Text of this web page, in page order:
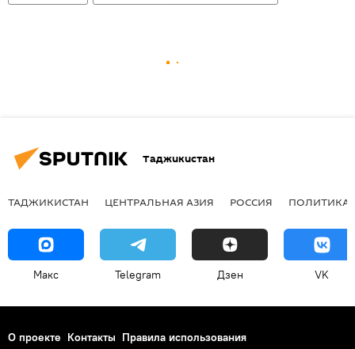
Таджикистан
ТАДЖИКИСТАН ЦЕНТРАЛЬНАЯ АЗИЯ РОССИЯ ПОЛИТИКА
Макс Telegram Дзен VK
О проекте Контакты Правила использования